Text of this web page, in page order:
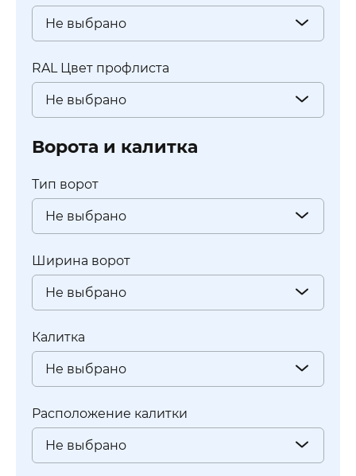
Не выбрано
RAL Цвет профлиста
Не выбрано
Ворота и калитка
Тип ворот
Не выбрано
Ширина ворот
Не выбрано
Калитка
Не выбрано
Расположение калитки
Не выбрано